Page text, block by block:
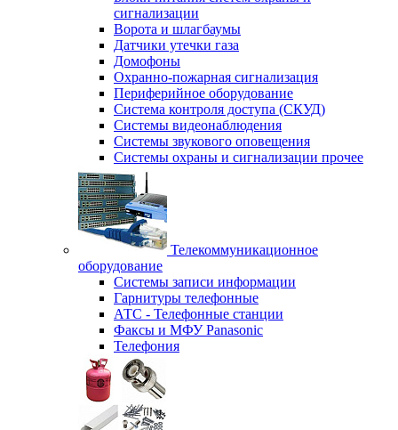
сигнализации
Ворота и шлагбаумы
Датчики утечки газа
Домофоны
Охранно-пожарная сигнализация
Периферийное оборудование
Система контроля доступа (СКУД)
Системы видеонаблюдения
Системы звукового оповещения
Системы охраны и сигнализации прочее
Телекоммуникационное
оборудование
Системы записи информации
Гарнитуры телефонные
АТС - Телефонные станции
Факсы и МФУ Panasonic
Телефония